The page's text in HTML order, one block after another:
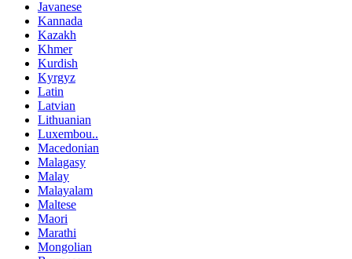
Javanese
Kannada
Kazakh
Khmer
Kurdish
Kyrgyz
Latin
Latvian
Lithuanian
Luxembou..
Macedonian
Malagasy
Malay
Malayalam
Maltese
Maori
Marathi
Mongolian